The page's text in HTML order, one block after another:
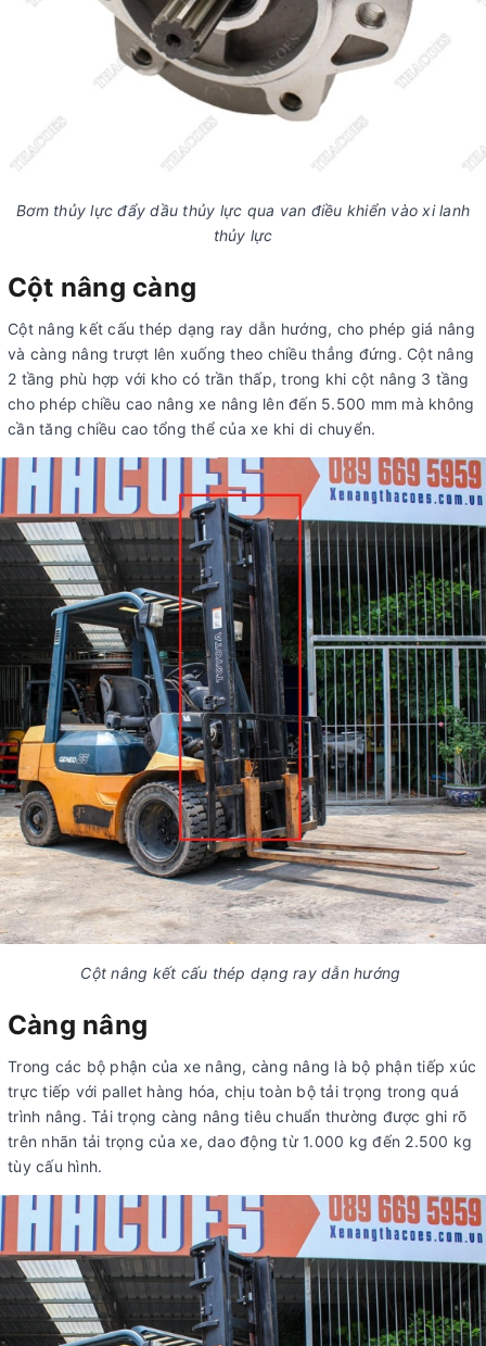
Bơm thủy lực đẩy dầu thủy lực qua van điều khiển vào xi lanh
thủy lực
Cột nâng càng
Cột nâng kết cấu thép dạng ray dẫn hướng, cho phép giá nâng
và càng nâng trượt lên xuống theo chiều thẳng đứng. Cột nâng
2 tầng phù hợp với kho có trần thấp, trong khi cột nâng 3 tầng
cho phép chiều cao nâng xe nâng lên đến 5.500 mm mà không
cần tăng chiều cao tổng thể của xe khi di chuyển.
Cột nâng kết cấu thép dạng ray dẫn hướng
Càng nâng
Trong các bộ phận của xe nâng, càng nâng là bộ phận tiếp xúc
trực tiếp với pallet hàng hóa, chịu toàn bộ tải trọng trong quá
trình nâng. Tải trọng càng nâng tiêu chuẩn thường được ghi rõ
trên nhãn tải trọng của xe, dao động từ 1.000 kg đến 2.500 kg
tùy cấu hình.